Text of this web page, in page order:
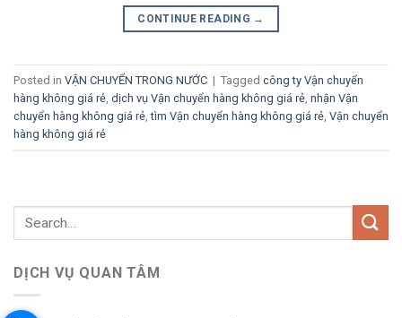
CONTINUE READING →
Posted in VẬN CHUYỂN TRONG NƯỚC | Tagged công ty Vận chuyển
hàng không giá rẻ dịch vụ Vận chuyển hàng không giá rẻ nhận Vận
chuyển hàng không giá rẻ ,tìm Vận chuyển hàng không giá rẻ Vận chuyển
hàng không giá rẻ
DỊCH VỤ QUAN TÂM